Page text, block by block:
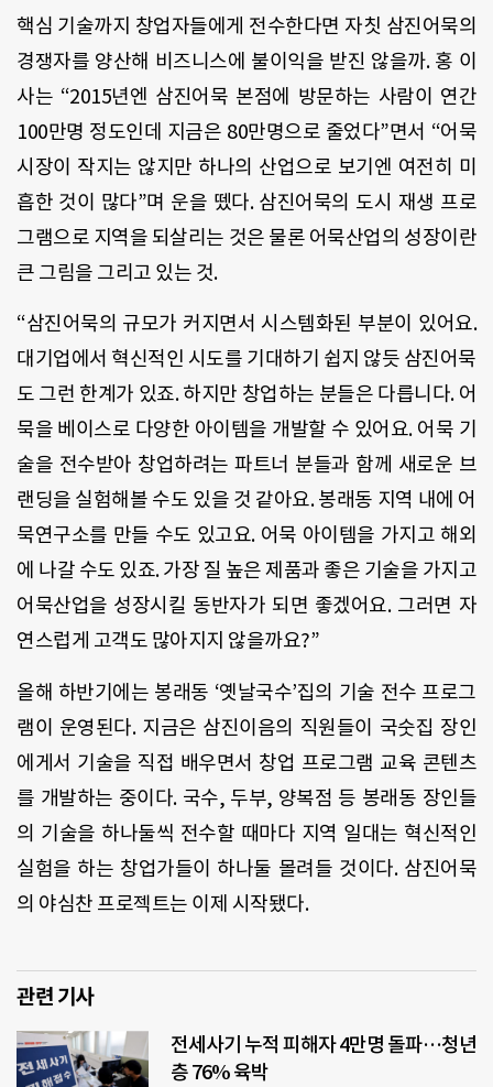
핵심 기술까지 창업자들에게 전수한다면 자칫 삼진어묵의
경쟁자를 양산해 비즈니스에 불이익을 받진 않을까. 홍 이
사는 “2015년엔 삼진어묵 본점에 방문하는 사람이 연간
100만명 정도인데 지금은 80만명으로 줄었다”면서 “어묵
시장이 작지는 않지만 하나의 산업으로 보기엔 여전히 미
흡한 것이 많다”며 운을 뗐다. 삼진어묵의 도시 재생 프로
그램으로 지역을 되살리는 것은 물론 어묵산업의 성장이란
큰 그림을 그리고 있는 것.
“삼진어묵의 규모가 커지면서 시스템화된 부분이 있어요.
대기업에서 혁신적인 시도를 기대하기 쉽지 않듯 삼진어묵
도 그런 한계가 있죠. 하지만 창업하는 분들은 다릅니다. 어
묵을 베이스로 다양한 아이템을 개발할 수 있어요. 어묵 기
술을 전수받아 창업하려는 파트너 분들과 함께 새로운 브
랜딩을 실험해볼 수도 있을 것 같아요. 봉래동 지역 내에 어
묵연구소를 만들 수도 있고요. 어묵 아이템을 가지고 해외
에 나갈 수도 있죠. 가장 질 높은 제품과 좋은 기술을 가지고
어묵산업을 성장시킬 동반자가 되면 좋겠어요. 그러면 자
연스럽게 고객도 많아지지 않을까요?”
올해 하반기에는 봉래동 ‘옛날국수’집의 기술 전수 프로그
램이 운영된다. 지금은 삼진이음의 직원들이 국숫집 장인
에게서 기술을 직접 배우면서 창업 프로그램 교육 콘텐츠
를 개발하는 중이다. 국수, 두부, 양복점 등 봉래동 장인들
의 기술을 하나둘씩 전수할 때마다 지역 일대는 혁신적인
실험을 하는 창업가들이 하나둘 몰려들 것이다. 삼진어묵
의 야심찬 프로젝트는 이제 시작됐다.
관련 기사
전세사기 누적 피해자 4만명 돌파…청년
층 76% 육박